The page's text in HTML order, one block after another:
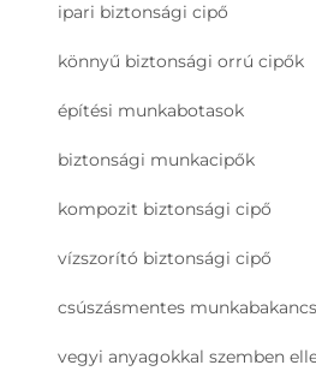
ipari biztonsági cipő
könnyű biztonsági orrú cipők
építési munkabotasok
biztonsági munkacipők
kompozit biztonsági cipő
vízszorító biztonsági cipő
csúszásmentes
vegyi anyagokkal szemben